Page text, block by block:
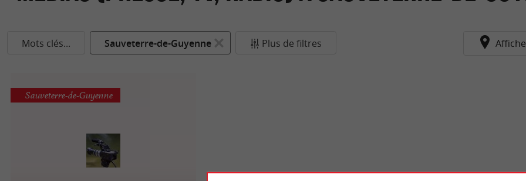
Mots clés... Sauveterre-de-Guyenne Plus de filtres
Sauveterre-de-Guyenne